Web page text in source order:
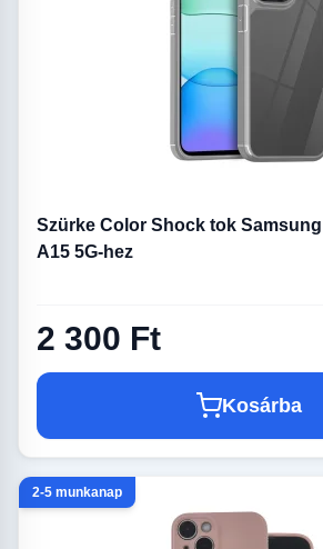
Szürke Color Shock tok Samsung
A15 5G-hez
2 300 Ft
Kosárba
2-5 munkanap